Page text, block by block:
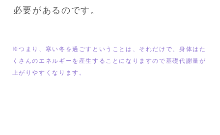
必要があるのです。
※つまり、寒い冬を過ごすということは、それだけで、身体はた
くさんのエネルギーを産生することになりますので基礎代謝量が
上がりやすくなります。